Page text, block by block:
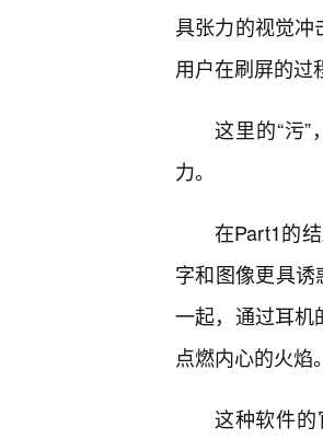
具张力的视觉
用户在刷屏的过
这里的“污
力。
在Part1的
字和图像更具诱
一起，通过耳机
点燃内心的火焰。
这种软件